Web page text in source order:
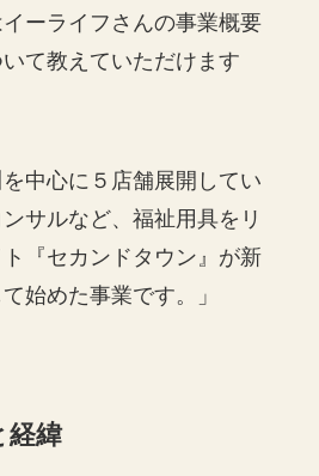
ーライフさんの事業概要
て教えていただけます
を中心に５店舗展開してい
サルなど、福祉用具をリ
『セカンドタウン』が新
始めた事業です。」
経緯